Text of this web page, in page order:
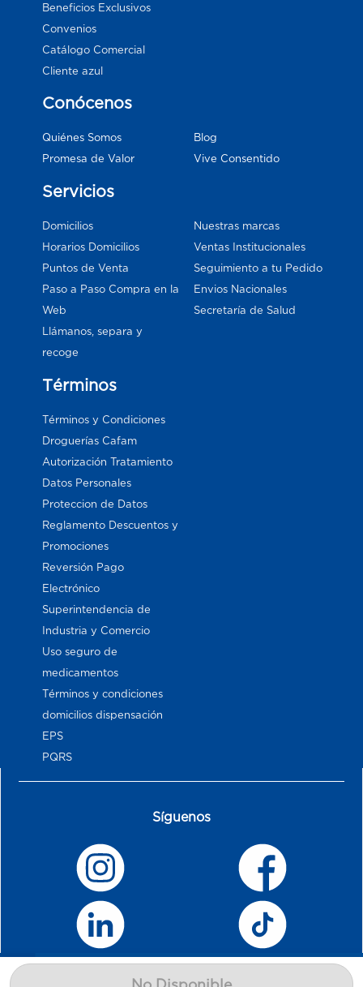
Beneficios Exclusivos
Convenios
Catálogo Comercial
Cliente azul
Conócenos
Quiénes Somos
Promesa de Valor
Blog
Vive Consentido
Servicios
Domicilios
Horarios Domicilios
Puntos de Venta
Paso a Paso Compra en la
Web
Llámanos, separa y
recoge
Nuestras marcas
Ventas Institucionales
Seguimiento a tu Pedido
Envios Nacionales
Secretaría de Salud
Términos
Términos y Condiciones
Droguerías Cafam
Autorización Tratamiento
Datos Personales
Proteccion de Datos
Reglamento Descuentos y
Promociones
Reversión Pago
Electrónico
Superintendencia de
Industria y Comercio
Uso seguro de
medicamentos
Términos y condiciones
domicilios dispensación
EPS
PQRS
Síguenos